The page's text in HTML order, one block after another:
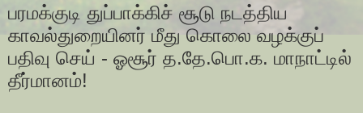
பரமக்குடி துப்பாக்கிச் சூடு நடத்திய
காவல்துறையினர் மீது கொலை வழக்குப்
பதிவு செய் - ஓசூர் த.தே.பொ.க. மாநாட்டில்
தீர்மானம்!